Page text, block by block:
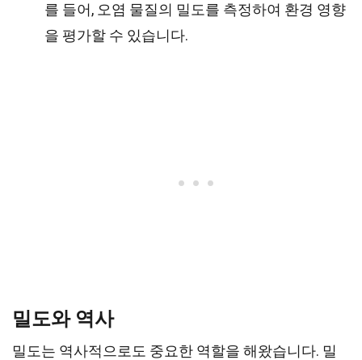
를 들어, 오염 물질의 밀도를 측정하여 환경 영향
을 평가할 수 있습니다.
밀도와 역사
밀도는 역사적으로도 중요한 역할을 해왔습니다. 밀